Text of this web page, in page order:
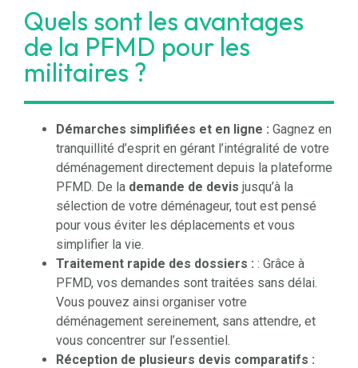
Quels sont les avantages
de la PFMD pour les
militaires ?
Démarches simplifiées et en ligne : Gagnez en
tranquillité d’esprit en gérant l’intégralité de votre
déménagement directement depuis la plateforme
PFMD. De la demande de devis jusqu’à la
sélection de votre déménageur, tout est pensé
pour vous éviter les déplacements et vous
simplifier la vie.
Traitement rapide des dossiers : : Grâce à
PFMD, vos demandes sont traitées sans délai.
Vous pouvez ainsi organiser votre
déménagement sereinement, sans attendre, et
vous concentrer sur l’essentiel.
Réception de plusieurs devis comparatifs :